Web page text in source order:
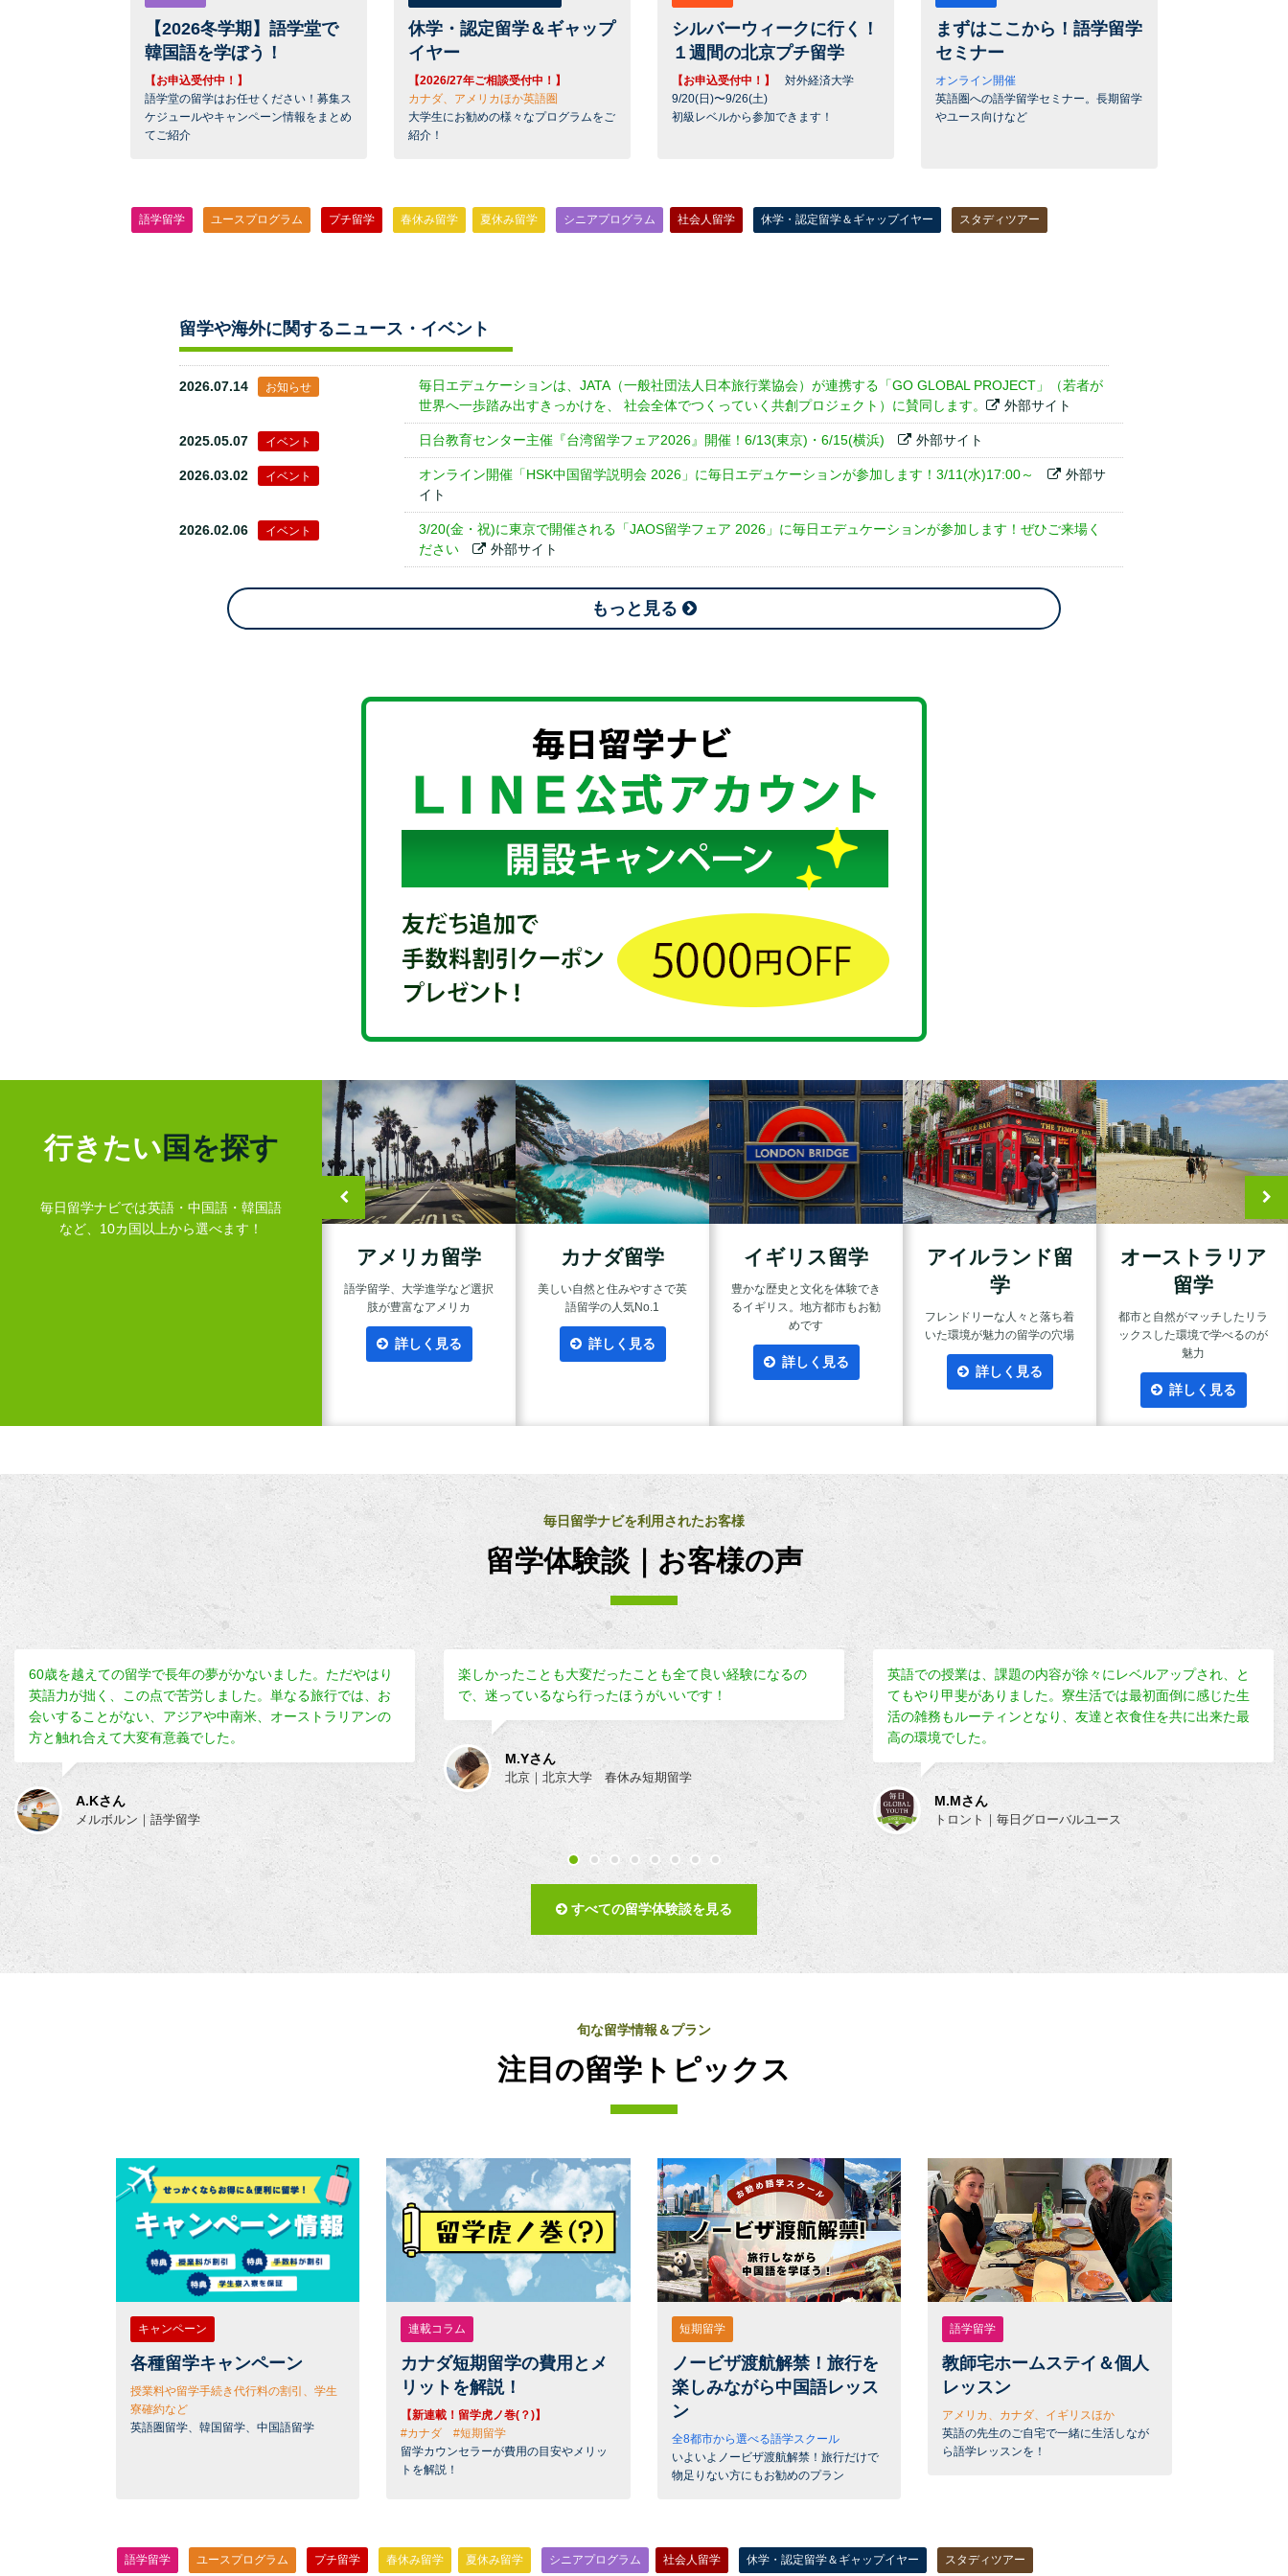
【2026冬学期】語学堂で
韓国語を学ぼう！
【お申込受付中！】
語学堂の留学はお任せください！募集ス
ケジュールやキャンペーン情報をまとめ
てご紹介
休学・認定留学＆ギャップ
イヤー
【2026/27年ご相談受付中！】
カナダ、アメリカほか英語圏
大学生にお勧めの様々なプログラムをご
紹介！
シルバーウィークに行く！
１週間の北京プチ留学
【お申込受付中！】
対外経済大学
9/20(日)〜9/26(土)
初級レベルから参加できます！
まずはここから！語学留学
セミナー
オンライン開催
英語圏への語学留学セミナー。長期留学
やユース向けなど
語学留学 ユースプログラム プチ留学 春休み留学 夏休み留学 シニアプログラム 社会人留学 休学・認定留学＆ギャップイヤー スタディツアー
留学や海外に関するニュース・イベント
2026.07.14 お知らせ
毎日エデュケーションは、JATA（一般社団法人日本旅行業協会）が連携する「GO GLOBAL PROJECT」（若者が
世界へ一歩踏み出すきっかけを、 社会全体でつくっていく共創プロジェクト）に賛同します。
外部サイト
2025.05.07 イベント 日台教育センター主催『台湾留学フェア2026』開催！6/13(東京)・6/15(横浜) 外部サイト
2026.03.02 イベント オンライン開催「HSK中国留学説明会 2026」に毎日エデュケーションが参加します！3/11(水)17:00～
外部サ
イト
2026.02.06 イベント
3/20(金・祝)に東京で開催される「JAOS留学フェア 2026」に毎日エデュケーションが参加します！ぜひご来場く
ださい
外部サイト
もっと見る
行きたい国を探す
毎日留学ナビでは英語・中国語・韓国語
など、10カ国以上から選べます！
アメリカ留学
語学留学、大学進学など選択
肢が豊富なアメリカ
詳しく見る
カナダ留学
美しい自然と住みやすさで英
語留学の人気No.1
詳しく見る
イギリス留学
豊かな歴史と文化を体験でき
るイギリス。地方都市もお勧
めです
詳しく見る
アイルランド留
学
フレンドリーな人々と落ち着
いた環境が魅力の留学の穴場
詳しく見る
オーストラリア
留学
都市と自然がマッチしたリラ
ックスした環境で学べるのが
魅力
詳しく見る
毎日留学ナビを利用されたお客様
留学体験談｜お客様の声
60歳を越えての留学で長年の夢がかないました。ただやはり
英語力が拙く、この点で苦労しました。単なる旅行では、お
会いすることがない、アジアや中南米、オーストラリアンの
方と触れ合えて大変有意義でした。
A.Kさん
メルボルン｜語学留学
楽しかったことも大変だったことも全て良い経験になるの
で、迷っているなら行ったほうがいいです！
M.Yさん
北京｜北京大学 春休み短期留学
英語での授業は、課題の内容が徐々にレベルアップされ、と
てもやり甲斐がありました。寮生活では最初面倒に感じた生
活の雑務もルーティンとなり、友達と衣食住を共に出来た最
高の環境でした。
M.Mさん
トロント｜毎日グローバルユース
すべての留学体験談を見る
旬な留学情報＆プラン
注目の留学トピックス
キャンペーン
各種留学キャンペーン
授業料や留学手続き代行料の割引、学生
寮確約など
英語圏留学、韓国留学、中国語留学
連載コラム
カナダ短期留学の費用とメ
リットを解説！
【新連載！留学虎ノ巻(？)】
#カナダ #短期留学
留学カウンセラーが費用の目安やメリッ
トを解説！
短期留学
ノービザ渡航解禁！旅行を
楽しみながら中国語レッス
ン
全8都市から選べる語学スクール
いよいよノービザ渡航解禁！旅行だけで
物足りない方にもお勧めのプラン
語学留学
教師宅ホームステイ＆個人
レッスン
アメリカ、カナダ、イギリスほか
英語の先生のご自宅で一緒に生活しなが
ら語学レッスンを！
語学留学 ユースプログラム プチ留学 春休み留学 夏休み留学 シニアプログラム 社会人留学 休学・認定留学＆ギャップイヤー スタディツアー